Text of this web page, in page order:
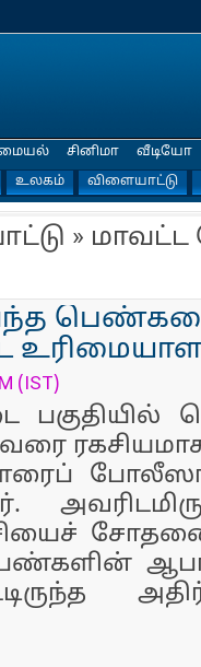
உலகம் விளையாட்டு
சினிமா வீடியோ
» மாவட்ட
(IST)
பகுதியில்